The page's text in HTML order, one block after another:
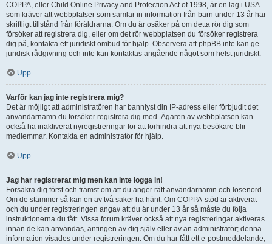
COPPA, eller Child Online Privacy and Protection Act of 1998, är en lag i USA
som kräver att webbplatser som samlar in information från barn under 13 år har
skriftligt tillstånd från föräldrarna. Om du är osäker på om detta rör dig som
försöker att registrera dig, eller om det rör webbplatsen du försöker registrera
dig på, kontakta ett juridiskt ombud för hjälp. Observera att phpBB inte kan ge
juridisk rådgivning och inte kan kontaktas angående något som helst juridiskt.
Upp
Varför kan jag inte registrera mig?
Det är möjligt att administratören har bannlyst din IP-adress eller förbjudit det
användarnamn du försöker registrera dig med. Ägaren av webbplatsen kan
också ha inaktiverat nyregistreringar för att förhindra att nya besökare blir
medlemmar. Kontakta en administratör för hjälp.
Upp
Jag har registrerat mig men kan inte logga in!
Försäkra dig först och främst om att du anger rätt användarnamn och lösenord.
Om de stämmer så kan en av två saker ha hänt. Om COPPA-stöd är aktiverat
och du under registreringen angav att du är under 13 år så måste du följa
instruktionerna du fått. Vissa forum kräver också att nya registreringar aktiveras
innan de kan användas, antingen av dig själv eller av an administratör; denna
information visades under registreringen. Om du har fått ett e-postmeddelande,